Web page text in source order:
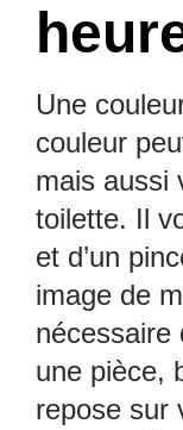
Une
couleur
mais aussi
toilette. Il
et d’un
image de
nécessaire
une pièce,
repose sur